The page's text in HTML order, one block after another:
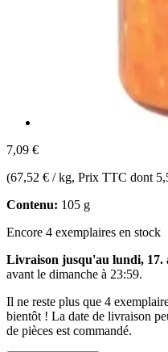
7,09 €
(67,52 € / kg, Prix TTC dont
Contenu: 105 g
Encore 4 exemplaires en stock
Livraison jusqu'au lundi, 17.
avant le dimanche à 23:59.
Il ne reste plus que 4
bientôt ! La date de livraison
de pièces est commandé.